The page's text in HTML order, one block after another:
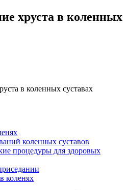
хруста в коленных
в коленных суставах
коленных суставов
процедуры для здоровых
коленях